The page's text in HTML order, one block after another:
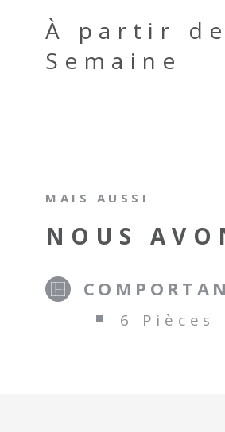
À partir de
Semaine
MAIS AUSSI
NOUS
6 Pièces